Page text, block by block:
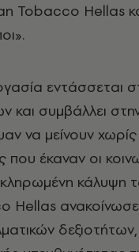
Tobacco Hellas
εντάσσεται
και συμβάλλει
να μείνουν
που έκαναν οι
κάλυψη
Hellas ανακοίνωσε